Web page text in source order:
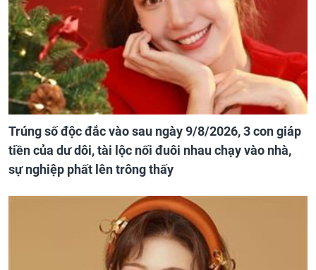
Trúng số độc đắc vào sau ngày 9/8/2026, 3 con giáp
tiền của dư dôi, tài lộc nối đuôi nhau chạy vào nhà,
sự nghiệp phất lên trông thấy